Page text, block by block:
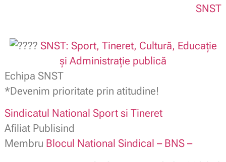
SNST
SNST: Sport, Tineret, Cultură, Educație
și Administrație publică
Echipa SNST
*Devenim prioritate prin atitudine!
Sindicatul National Sport si Tineret
Afiliat Publisind
Membru Blocul National Sindical – BNS –